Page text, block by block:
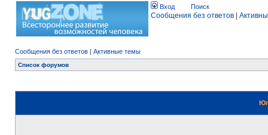
Вход Поиск
Сообщения без ответов
Сообщения без ответов | Активные темы
Список форумов